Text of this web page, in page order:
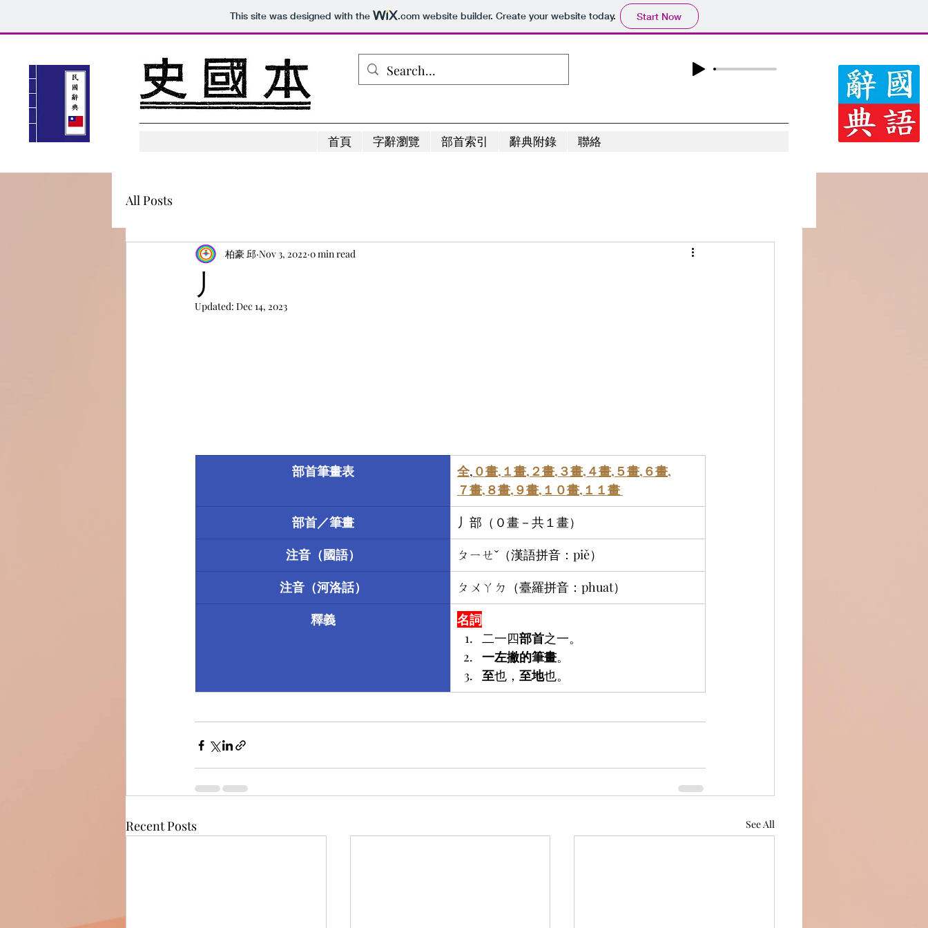
This site was designed with the .comwebsite builder. Create your website today. Start Now
首頁 字辭瀏覽 部首索引 辭典附錄 聯絡
All Posts
丿
柏豪 邱 Nov 3, 2022 0 min read
Updated: Dec 14, 2023
部首筆畫表 全, ０畫, １畫, ２畫, ３畫, ４畫, ５畫, ６畫,
７畫, ８畫, ９畫, １０畫, １１畫
部首／筆畫
丿部（０畫－共１畫）
注音（國語）
ㄆㄧㄝˇ（漢語拼音：piě）
注音（河洛話）
​ㄆㄨㄚㄉ（臺羅拼音：phuat）
釋義
名詞
二一四部首之一。
一左撇的筆畫。
至也， 至地也。
Recent Posts See All